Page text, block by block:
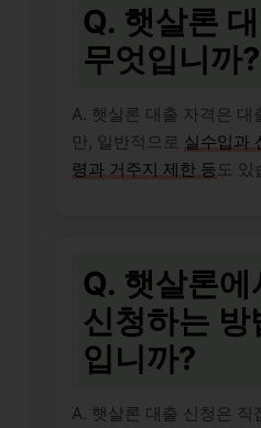
Q. 햇살론
무엇입니까?
A. 햇살론 대출 자격은 대
만, 일반적으로 실수입과
령과 거주지 제한 등 도 있
Q. 햇살론
신청하는 방
입니까?
A. 햇살론 대출 신청은 직